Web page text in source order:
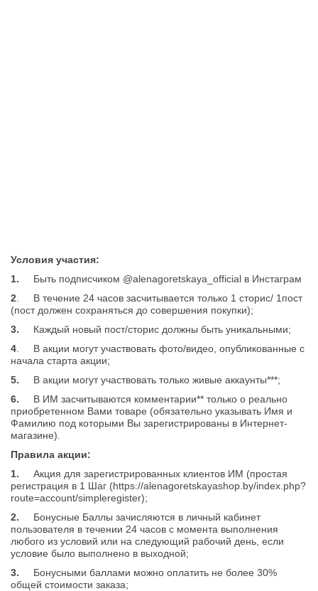
Условия участия:
1.
Быть подписчиком @alenagoretskaya_official в Инстаграм
2
В течение 24 часов засчитывается только 1 сторис/ 1пост
(пост должен сохраняться до совершения покупки);
3.
Каждый новый пост/сторис должны быть уникальными;
4
В акции могут участвовать фото/видео, опубликованные с
начала старта акции;
5.
В акции могут участвовать только живые аккаунты***;
6.
В ИМ засчитываются комментарии** только о реально
приобретенном Вами товаре (обязательно указывать Имя и
Фамилию под которыми Вы зарегистрированы в Интернет-
магазине).
Правила акции:
1.
Акция для зарегистрированных клиентов ИМ (простая
регистрация в 1 Шаг (https://alenagoretskayashop.by/index.php?
route=account/simpleregister);
2.
Бонусные Баллы зачисляются в личный кабинет
пользователя в течении 24 часов с момента выполнения
любого из условий или на следующий рабочий день, если
условие было выполнено в выходной;
3.
Бонусными баллами можно оплатить не более 30%
общей стоимости заказа;